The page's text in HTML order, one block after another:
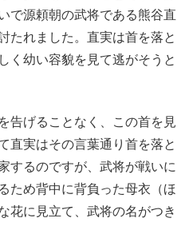
で源頼朝の武将である熊谷直
たれました。直実は首を落と
く幼い容貌を見て逃がそうと
告げることなく、この首を見
直実はその言葉通り首を落と
するのですが、武将が戦いに
ため背中に背負った母衣（ほ
花に見立て、武将の名がつき